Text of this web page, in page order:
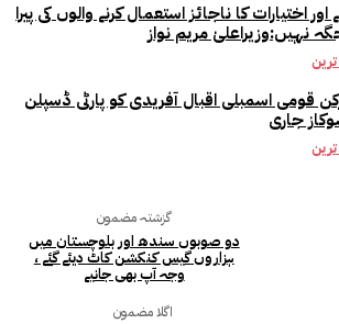
اختیارات کا ناجائز استعمال کرنے والوں کی پیرا
ترین
قومی اسمبلی اقبال آفریدی کو پارٹی ڈسپلن
جاری
ترین
گزشتہ مضمون
دو صوبوں سندھ اور بلوچستان میں
ہزاروں گیس کنکشن کاٹ دیئے گئے ،
وجہ آپ بھی جانیے
اگلا مضمون